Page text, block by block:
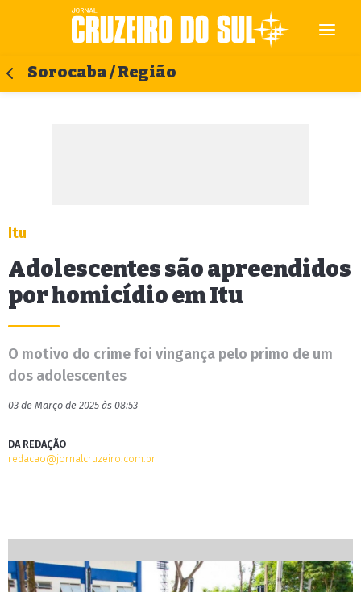
Sorocaba / Região
Itu
Adolescentes são apreendidos
por homicídio em Itu
O motivo do crime foi vingança pelo primo de um
dos adolescentes
03 de Março de 2025 às 08:53
DA REDAÇÃO
redacao@jornalcruzeiro.com.br